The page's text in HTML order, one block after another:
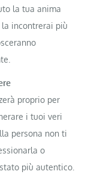
la tua anima
incontrerai più
proprio per
i tuoi veri
persona non ti
o
più autentico.